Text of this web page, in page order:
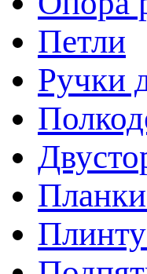
Петли
Ручки